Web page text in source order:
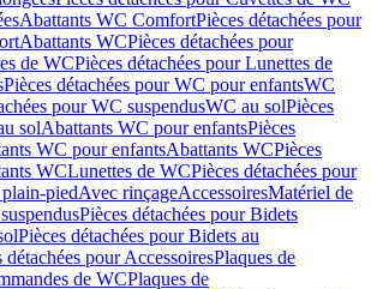
Abattants WC ComfortPièces détachées pour
Abattants WCPièces détachées pour
de WCPièces détachées pour Lunettes de
Pièces détachées pour WC pour enfantsWC
pour WC suspendusWC au solPièces
solAbattants WC pour enfantsPièces
WC pour enfantsAbattants WCPièces
WCLunettes de WCPièces détachées pour
piedAvec rinçageAccessoiresMatériel de
Pièces détachées pour Bidets
Pièces détachées pour Bidets au
détachées pour AccessoiresPlaques de
de WCPlaques de